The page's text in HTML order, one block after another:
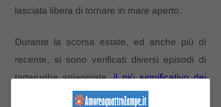
lasciata libera di tornare in mare aperto.
Durante la scorsa estate, ed anche più di
recente, si sono verificati diversi episodi di
tartarughe spiaggiate,il più significativo dei
quali è avvenuto sempre in zona